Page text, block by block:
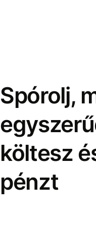
Spórolj,
költesz
pénzt